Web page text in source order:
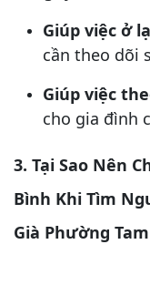
Giúp việc ở
cần theo dõi
Giúp việc
cho gia đình
3. Tại Sao Nên
Bình Khi Tìm
Già Phường